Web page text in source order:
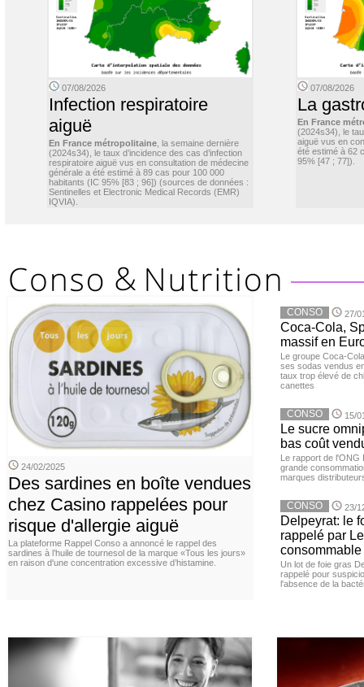
07/08/2026
Infection respiratoire
aiguë
En France métropolitaine , la semaine dernière
(2024s34), le taux d’incidence des cas d’infection
respiratoire aiguë vus en consultation de médecine
générale a été estimé à 89 cas pour 100 000
habitants (IC 95% [83 ; 96]) (sources de données :
Sentinelles et Electronic Medical Records (EMR)
IQVIA).
07/08/2026
La
En France
(2024s34), le
aiguë vus en
été estimé à 62
95% [47 ; 77]).
24/02/2025
Des sardines en boîte vendues
chez Casino rappelées pour
risque d'allergie aiguë
La plateforme Rappel Conso a annoncé le rappel des
sardines à l’huile de tournesol de la marque «Tous les jours»
en raison d'une concentration excessive d’histamine.
CONSO 27/
Coca-Cola,
massif en
Le groupe Coca-
ses sodas vendus
taux trop élevé de
canettes
CONSO 15/
Le sucre
bas coût
Le rapport de l'ONG
grande
marques
CONSO 23/
Delpeyrat: le
rappelé par
consommable
Un lot de foie gras
rappelé pour
l'absence de la